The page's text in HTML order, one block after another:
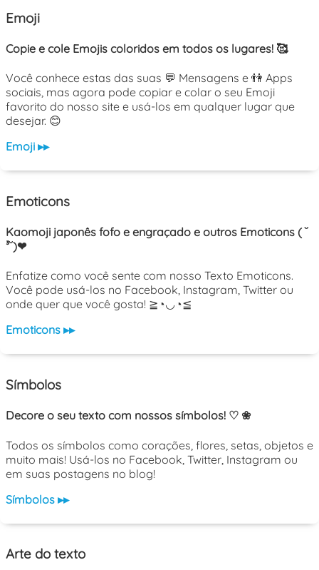
Emoji
Copie e cole Emojis coloridos em todos os lugares! 🥰
Você conhece estas das suas 💬 Mensagens e 👫 Apps
sociais, mas agora pode copiar e colar o seu Emoji
favorito do nosso site e usá-los em qualquer lugar que
desejar. 😊
Emoji ▸▸
Emoticons
Kaomoji japonês fofo e engraçado e outros Emoticons ( ˘
³˘)❤
Enfatize como você sente com nosso Texto Emoticons.
Você pode usá-los no Facebook, Instagram, Twitter ou
onde quer que você gosta! ≧◔◡◔≦
Emoticons ▸▸
Símbolos
Decore o seu texto com nossos símbolos! ♡ ❀
Todos os símbolos como corações, flores, setas, objetos e
muito mais! Usá-los no Facebook, Twitter, Instagram ou
em suas postagens no blog!
Símbolos ▸▸
Arte do texto